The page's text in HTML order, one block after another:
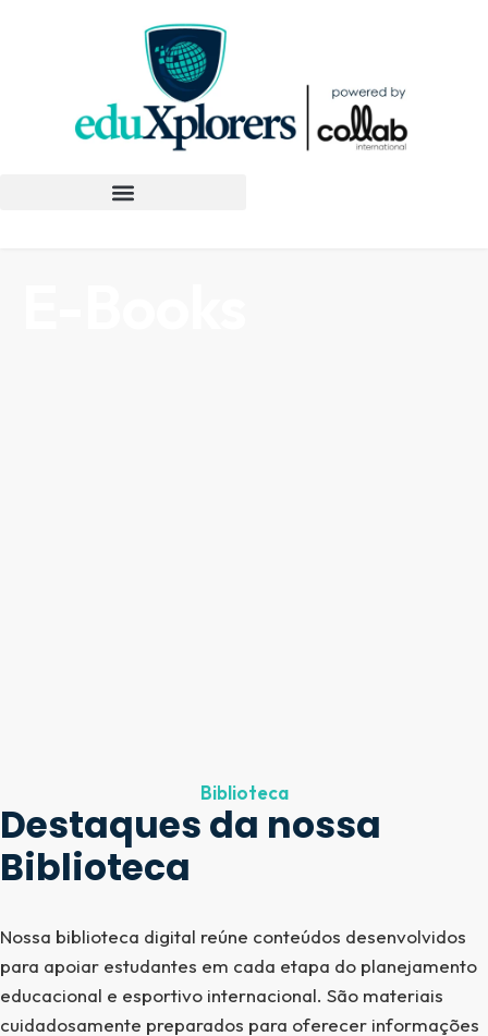
Biblioteca
Destaques da nossa
Biblioteca​
Nossa biblioteca digital reúne conteúdos desenvolvidos
para apoiar estudantes em cada etapa do planejamento
educacional e esportivo internacional. São materiais
cuidadosamente preparados para oferecer informações